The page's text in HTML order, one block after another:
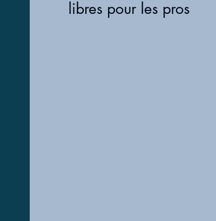
libres pour les pros